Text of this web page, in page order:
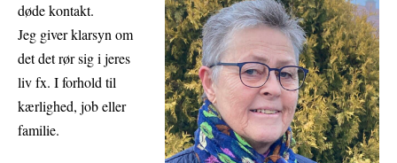
døde kontakt.
Jeg giver klarsyn om
det det rør sig i jeres
liv fx. I forhold til
kærlighed, job eller
familie.